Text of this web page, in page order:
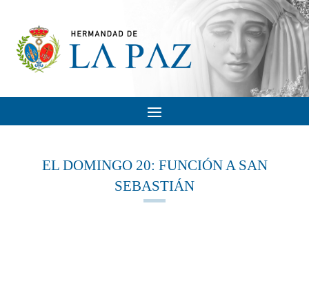
EL DOMINGO 20: FUNCIÓN A SAN
SEBASTIÁN